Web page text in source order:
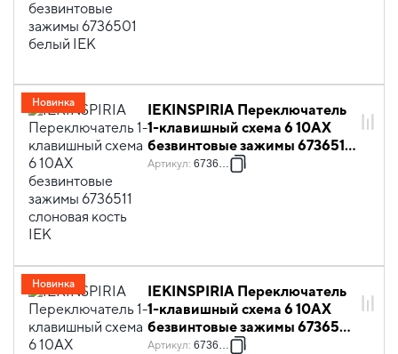
IEKINSPIRIA Переключатель
1-клавишный схема 6 10АХ
безвинтовые зажимы 6736511
слоновая кость IEK
Артикул: 6736511
Новинка
IEKINSPIRIA Переключатель
1-клавишный схема 6 10АХ
безвинтовые зажимы 6736521
алюминий IEK
Артикул: 6736521
Новинка